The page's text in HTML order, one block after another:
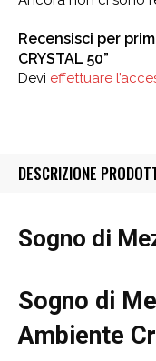
Recensisci per
CRYSTAL 50”
Devi effettuare
DESCRIZIONE
Sogno di
Sogno di
Ambiente